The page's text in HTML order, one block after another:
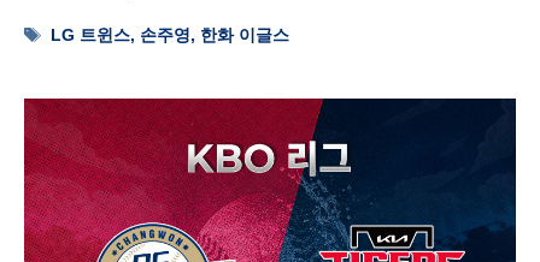
Tags
LG 트윈스, 손주영, 한화 이글스